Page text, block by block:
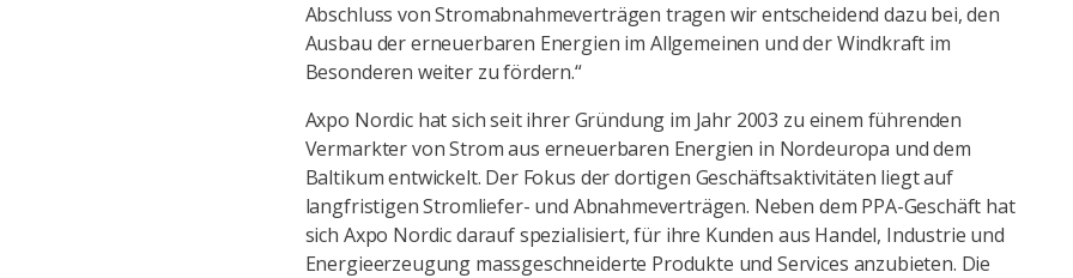
Abschluss von Stromabnahmeverträgen tragen wir entscheidend dazu bei, den
Ausbau der erneuerbaren Energien im Allgemeinen und der Windkraft im
Besonderen weiter zu fördern.“
Axpo Nordic hat sich seit ihrer Gründung im Jahr 2003 zu einem führenden
Vermarkter von Strom aus erneuerbaren Energien in Nordeuropa und dem
Baltikum entwickelt. Der Fokus der dortigen Geschäftsaktivitäten liegt auf
langfristigen Stromliefer- und Abnahmeverträgen. Neben dem PPA-Geschäft hat
sich Axpo Nordic darauf spezialisiert, für ihre Kunden aus Handel, Industrie und
Energieerzeugung massgeschneiderte Produkte und Services anzubieten. Die